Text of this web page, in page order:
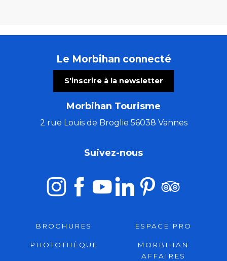
Le Morbihan connecté
S'inscrire à la newsletter
Morbihan Tourisme
2 rue Louis de Broglie 56038 Vannes
Suivez-nous
BROCHURES ESPACE PRO
PHOTOTHÈQUE
MORBIHAN
AFFAIRES